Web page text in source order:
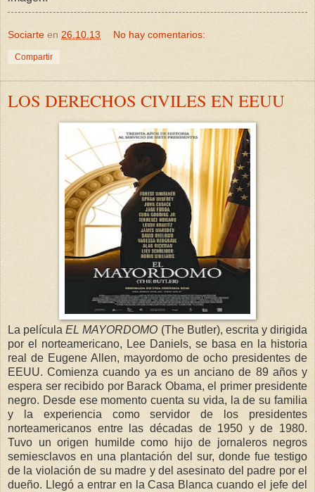
Sociarte en 26.10.13 No hay comentarios:
Compartir
LOS DERECHOS CIVILES EN EEUU
La películaEL MAYORDOMO (The Butler), escrita y dirigida
por el norteamericano, Lee Daniels, se basa en la historia
real de Eugene Allen, mayordomo de ocho presidentes de
EEUU. Comienza cuando ya es un anciano de 89 años y
espera ser recibido por Barack Obama, el primer presidente
negro. Desde ese momento cuenta su vida, la de su familia
y la experiencia como servidor de los presidentes
norteamericanos entre las décadas de 1950 y de 1980.
Tuvo un origen humilde como hijo de jornaleros negros
semiesclavos en una plantación del sur, donde fue testigo
de la violación de su madre y del asesinato del padre por el
dueño. Llegó a entrar en la Casa Blanca cuando el jefe del